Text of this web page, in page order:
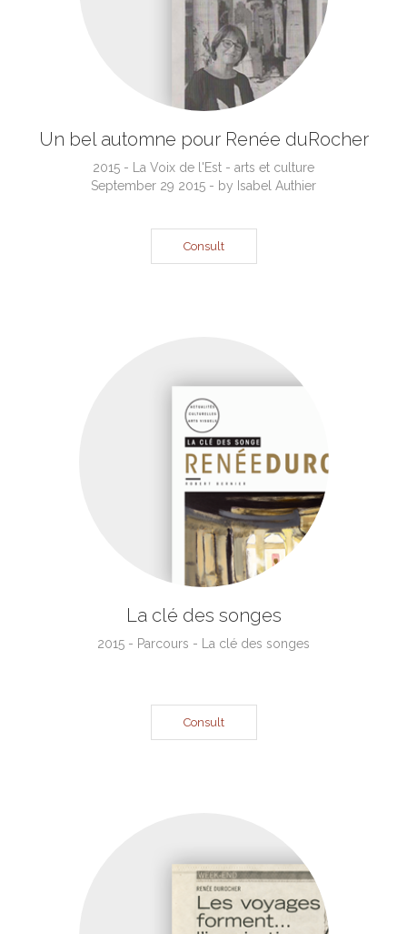
Un bel automne pour Renée duRocher
2015 - La Voix de l'Est - arts et culture
September 29 2015 - by Isabel Authier
Consult
La clé des songes
2015 - Parcours - La clé des songes
Consult